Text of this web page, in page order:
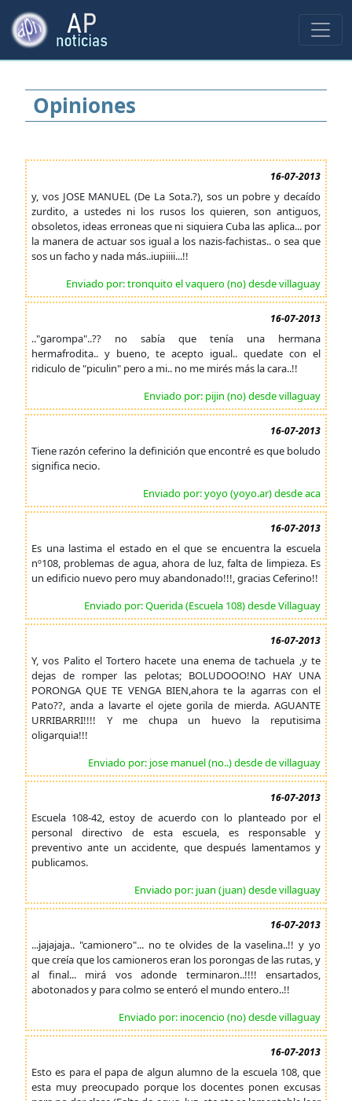
Opiniones
16-07-2013
y, vos JOSE MANUEL (De La Sota.?), sos un pobre y decaído
zurdito, a ustedes ni los rusos los quieren, son antiguos,
obsoletos, ideas erroneas que ni siquiera Cuba las aplica... por
la manera de actuar sos igual a los nazis-fachistas.. o sea que
sos un facho y nada más..iupiiii...!!
Enviado por: tronquito el vaquero (no) desde villaguay
16-07-2013
.."garompa"..?? no sabía que tenía una hermana
hermafrodita.. y bueno, te acepto igual.. quedate con el
ridiculo de "piculin" pero a mi.. no me mirés más la cara..!!
Enviado por: pijin (no) desde villaguay
16-07-2013
Tiene razón ceferino la definición que encontré es que boludo
significa necio.
Enviado por: yoyo (yoyo.ar) desde aca
16-07-2013
Es una lastima el estado en el que se encuentra la escuela
nº108, problemas de agua, ahora de luz, falta de limpieza. Es
un edificio nuevo pero muy abandonado!!!, gracias Ceferino!!
Enviado por: Querida (Escuela 108) desde Villaguay
16-07-2013
Y, vos Palito el Tortero hacete una enema de tachuela ,y te
dejas de romper las pelotas; BOLUDOOO!NO HAY UNA
PORONGA QUE TE VENGA BIEN,ahora te la agarras con el
Pato??, anda a lavarte el ojete gorila de mierda. AGUANTE
URRIBARRI!!!! Y me chupa un huevo la reputisima
oligarquia!!!
Enviado por: jose manuel (no..) desde de villaguay
16-07-2013
Escuela 108-42, estoy de acuerdo con lo planteado por el
personal directivo de esta escuela, es responsable y
preventivo ante un accidente, que después lamentamos y
publicamos.
Enviado por: juan (juan) desde villaguay
16-07-2013
...jajajaja.. "camionero"... no te olvides de la vaselina..!! y yo
que creía que los camioneros eran los porongas de las rutas, y
al final... mirá vos adonde terminaron..!!!! ensartados,
abotonados y para colmo se enteró el mundo entero..!!
Enviado por: inocencio (no) desde villaguay
16-07-2013
Esto es para el papa de algun alumno de la escuela 108, que
esta muy preocupado porque los docentes ponen excusas